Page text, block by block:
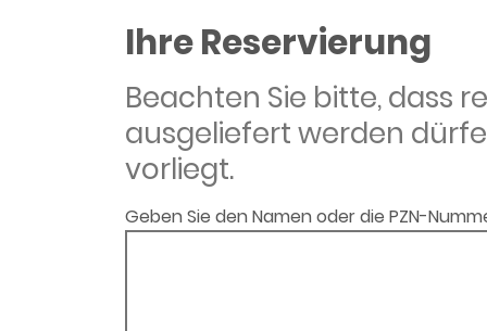
Ihre Reservierung
Beachten Sie bitte, dass
ausgeliefert werden
vorliegt.
Geben Sie den Namen oder die PZN-